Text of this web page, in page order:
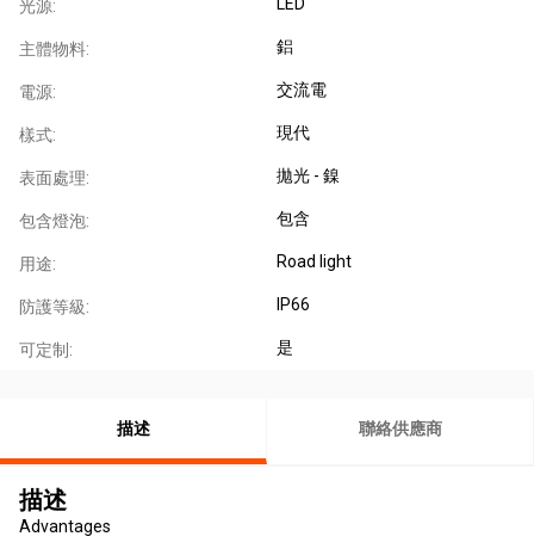
光源:
主體物料: 鋁
電源: 交流電
樣式: 現代
表面處理: 拋光 - 鎳
包含燈泡: 包含
用途: Road light
防護等級: IP66
可定制: 是
描述 聯絡供應商
描述
Advantages